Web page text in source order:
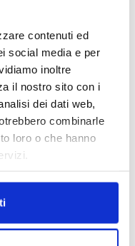
contenuti ed
social media e per
inoltre
il nostro sito con i
dei dati web,
combinarle
loro o che hanno
attivabili in pochi clic,
fatto che per
il proprio account
di apertura del
Abbiamo studiato a
fosse davvero
per il sistema bancario
Siamo
il momento di